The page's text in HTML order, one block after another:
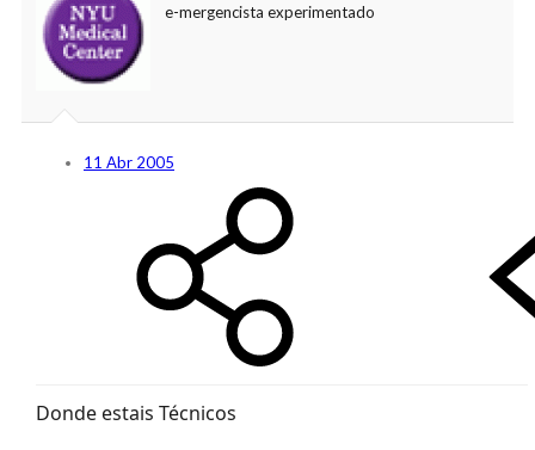
e-mergencista experimentado
11 Abr 2005
Donde estais Técnicos